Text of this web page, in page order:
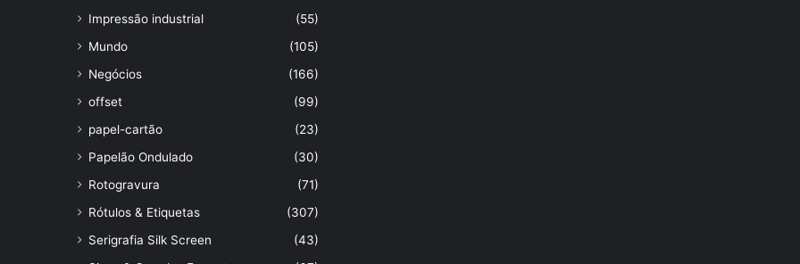
Impressão industrial
(55)
Mundo
(105)
Negócios
(166)
offset
(99)
papel-cartão
(23)
Papelão Ondulado
(30)
Rotogravura
(71)
Rótulos & Etiquetas
(307)
Serigrafia Silk Screen
(43)